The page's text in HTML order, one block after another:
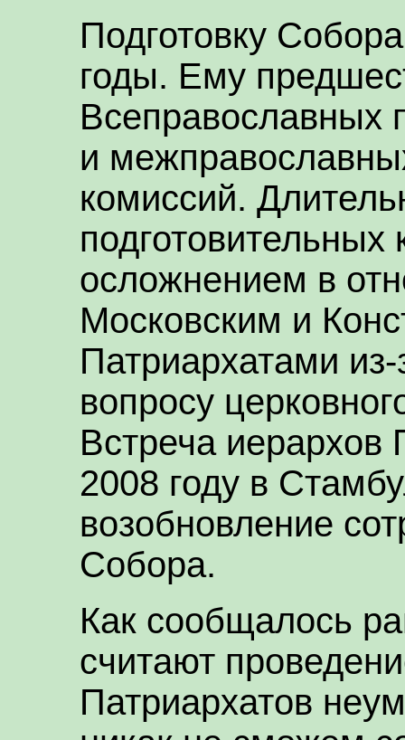
Подготовку
годы. Ему
Всеправославных
и
комиссий.
осложнением в
Московским и
Патриархатами
вопросу
Встреча
2008 году в
возобновление
Собора.
Как сообщалось
считают
Патриархатов